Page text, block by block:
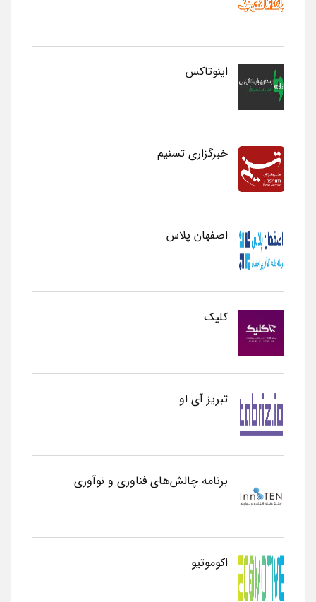
اینوتاکس
خبرگزاری تسنیم
اصفهان پلاس
کلیک
تبریز آی او
برنامه چالش‌های فناوری و نوآوری
اکوموتیو